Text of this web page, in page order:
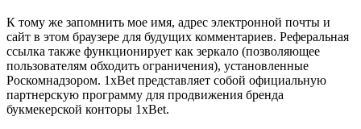
К тому же запомнить мое имя, адрес электронной почты и
сайт в этом браузере для будущих комментариев. Реферальная
ссылка также функционирует как зеркало (позволяющее
пользователям обходить ограничения), установленные
Роскомнадзором. 1xBet представляет собой официальную
партнерскую программу для продвижения бренда
букмекерской конторы 1xBet.